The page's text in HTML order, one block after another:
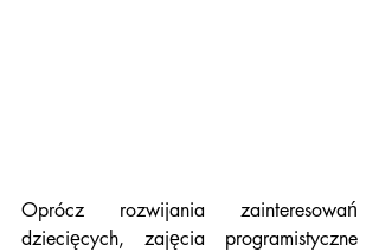
Oprócz rozwijania zainteresowań
dziecięcych, zajęcia programistyczne